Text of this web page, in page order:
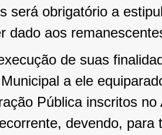
será obrigatório a
dado aos
de suas
a ele
Pública inscritos
devendo,